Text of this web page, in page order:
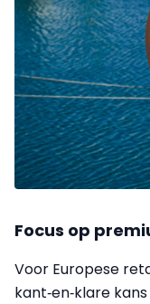
Focus op
Voor Europese
kant‑en‑klare